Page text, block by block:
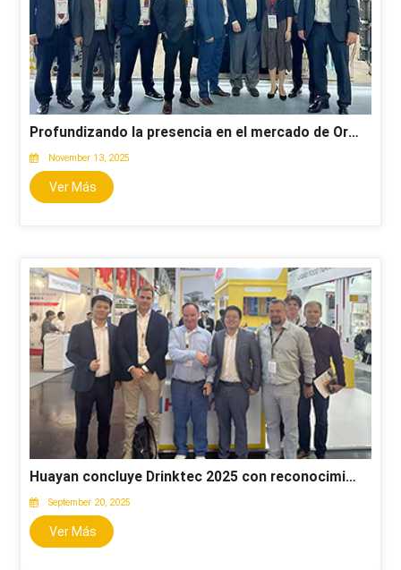
Profundizando la presencia en el mercado de Oriente Medio y ampliando la cooperación internacional | Gulfood 2025 de Huayan cosecha grandes frutos
November 13, 2025
Ver Más
Huayan concluye Drinktec 2025 con reconocimiento internacional por sus soluciones de tecnología de moldeo de preformas de PET
September 20, 2025
Ver Más